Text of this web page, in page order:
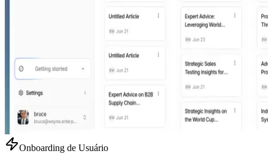
Onboarding de Usuário